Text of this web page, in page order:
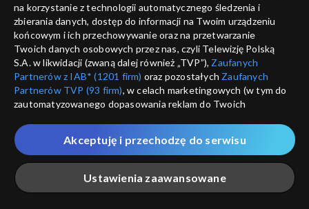
ANULUJ
informacje o dostawcy usług
na korzystanie z technologii automatycznego śledzenia i
zbierania danych, dostęp do informacji na Twoim urządzeniu
końcowym i ich przechowywanie oraz na przetwarzanie
Twoich danych osobowych przez nas, czyli Telewizję Polską
S.A. w likwidacji (zwaną dalej również „TVP”), Zaufanych
Partnerów z IAB* (1201 firm) oraz pozostałych Zaufanych
Partnerów TVP (93 firm), w celach marketingowych (w tym do
zautomatyzowanego dopasowania reklam do Twoich
które wskazujemy poniżej, a także zgody na udostępnianie
przez nas identyfikatora PPID do Google.
Twoje dane osobowe zbierane podczas odwiedzania przez
Ciebie naszych
poszczególnych serwisówzwanych dalej
„Portalem”, w tym informacje zapisywane za pomocą
Ustawienia zaawansowane
Akceptuję i przechodzę do serwisu